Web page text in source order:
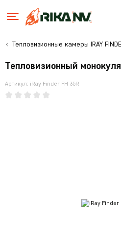
Тепловизионные камеры IRAY
Тепловизионный
Артикул: iRay Finder FH 35R